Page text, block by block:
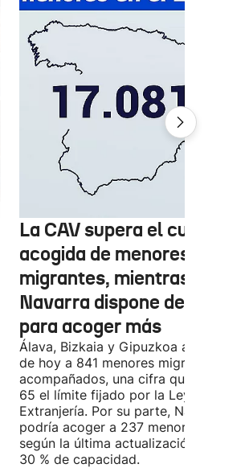
La CAV supera el cupo de
acogida de menores
migrantes, mientras
Navarra dispone de
para acoger más
Álava, Bizkaia y Gipuzkoa acogen a
de hoy a 841 menores migrantes no
acompañados, una cifra que supera
65 el límite fijado por la Ley de
Extranjería. Por su parte, Navarra
podría acoger a 237 menores,
según la última actualización, está al
30 % de capacidad.